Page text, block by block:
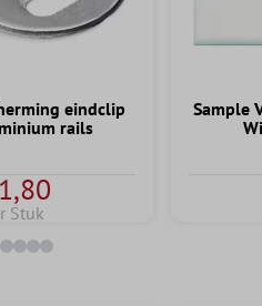
eindclip
rails
Stuk
Sample